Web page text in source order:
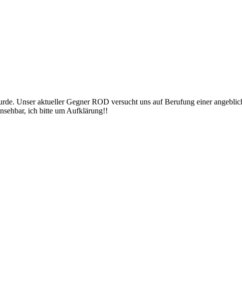
Unser aktueller Gegner ROD versucht uns auf Berufung einer
ich bitte um Aufklärung!!